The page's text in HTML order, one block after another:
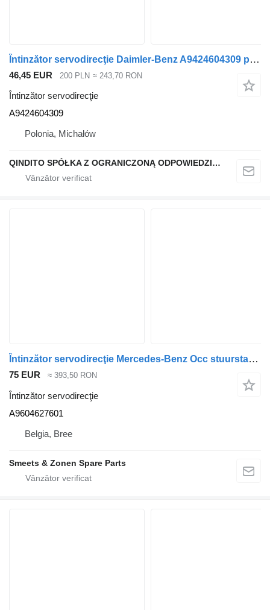
Întinzător servodirecţie Daimler-Benz A9424604309 pentru cap tractor Mercedes-Benz ACRTOS MP2/MP3
46,45 EUR 200 PLN ≈ 243,70 RON
Întinzător servodirecţie
A9424604309
Polonia, Michałów
QINDITO SPÓŁKA Z OGRANICZONĄ ODPOWIEDZIALNOŚCIĄ
Întinzător servodirecţie Mercedes-Benz Occ stuurstang Mercedes A9604627601 pentru cap tractor
75 EUR ≈ 393,50 RON
Întinzător servodirecţie
A9604627601
Belgia, Bree
Smeets & Zonen Spare Parts